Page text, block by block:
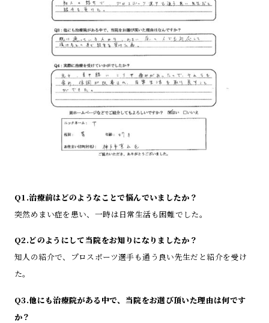
Q1.治療前はどのようなことで悩んでいましたか？
突然めまい症を患い、一時は日常生活も困難でした。
Q2.どのようにして当院をお知りになりましたか？
知人の紹介で、プロスポーツ選手も通う良い先生だと紹介を受け
た。
Q3.他にも治療院がある中で、当院をお選び頂いた理由は何です
か？